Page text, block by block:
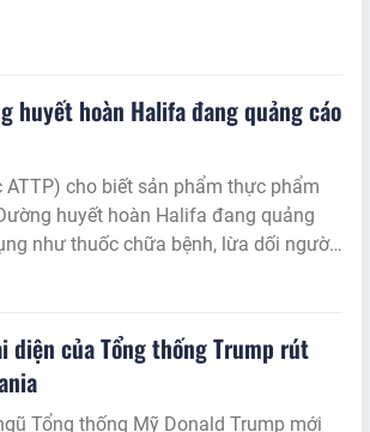
huyết hoàn Halifa đang quảng cáo
cho biết sản phẩm thực phẩm
huyết hoàn Halifa đang quảng
như thuốc chữa bệnh, lừa dối người
luật.
diện của Tổng thống Trump rút
Tổng thống Mỹ Donald Trump mới